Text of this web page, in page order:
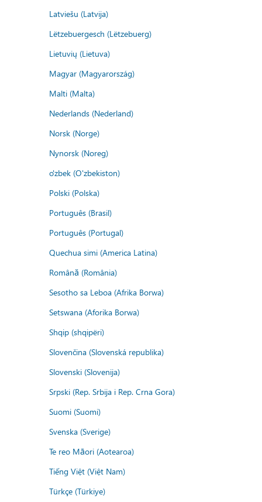
Latviešu (Latvija)
Lëtzebuergesch (Lëtzebuerg)
Lietuvių (Lietuva)
Magyar (Magyarország)
Malti (Malta)
Nederlands (Nederland)
Norsk (Norge)
Nynorsk (Noreg)
o'zbek (O'zbekiston)
Polski (Polska)
Português (Brasil)
Português (Portugal)
Quechua simi (America Latina)
Română (România)
Sesotho sa Leboa (Afrika Borwa)
Setswana (Aforika Borwa)
Shqip (shqipëri)
Slovenčina (Slovenská republika)
Slovenski (Slovenija)
Srpski (Rep. Srbija i Rep. Crna Gora)
Suomi (Suomi)
Svenska (Sverige)
Te reo Māori (Aotearoa)
Tiếng Việt (Việt Nam)
Türkçe (Türkiye)